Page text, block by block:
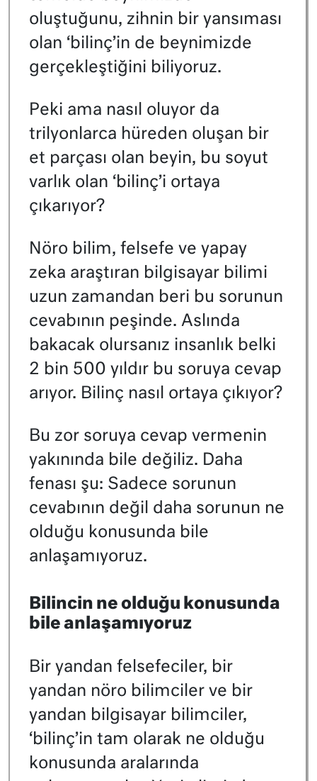
oluştuğunu, zihnin bir yansıması
olan ‘bilinç’in de beynimizde
gerçekleştiğini biliyoruz.
Peki ama nasıl oluyor da
trilyonlarca hüreden oluşan bir
et parçası olan beyin, bu soyut
varlık olan ‘bilinç’i ortaya
çıkarıyor?
Nöro bilim, felsefe ve yapay
zeka araştıran bilgisayar bilimi
uzun zamandan beri bu sorunun
cevabının peşinde. Aslında
bakacak olursanız insanlık belki
2 bin 500 yıldır bu soruya cevap
arıyor. Bilinç nasıl ortaya çıkıyor?
Bu zor soruya cevap vermenin
yakınında bile değiliz. Daha
fenası şu: Sadece sorunun
cevabının değil daha sorunun ne
olduğu konusunda bile
anlaşamıyoruz.
Bilincin ne olduğu konusunda
bile anlaşamıyoruz
Bir yandan felsefeciler, bir
yandan nöro bilimciler ve bir
yandan bilgisayar bilimciler,
‘bilinç’in tam olarak ne olduğu
konusunda aralarında